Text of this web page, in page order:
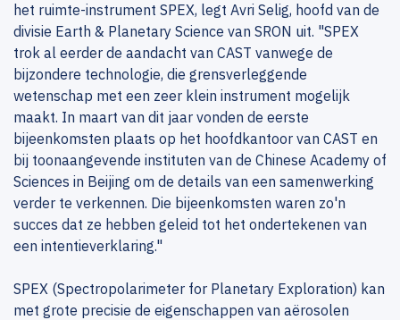
het ruimte-instrument SPEX, legt Avri Selig, hoofd van de
divisie Earth & Planetary Science van SRON uit. "SPEX
trok al eerder de aandacht van CAST vanwege de
bijzondere technologie, die grensverleggende
wetenschap met een zeer klein instrument mogelijk
maakt. In maart van dit jaar vonden de eerste
bijeenkomsten plaats op het hoofdkantoor van CAST en
bij toonaangevende instituten van de Chinese Academy of
Sciences in Beijing om de details van een samenwerking
verder te verkennen. Die bijeenkomsten waren zo'n
succes dat ze hebben geleid tot het ondertekenen van
een intentieverklaring."
SPEX (Spectropolarimeter for Planetary Exploration) kan
met grote precisie de eigenschappen van aërosolen